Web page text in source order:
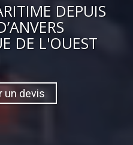
DEPUIS
DE L'OUEST
un devis